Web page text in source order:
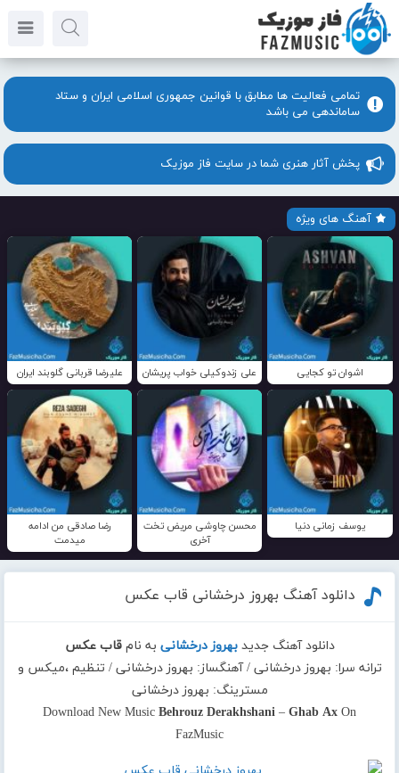
تمامی فعالیت ها مطابق با قوانین جمهوری اسلامی ایران و ستاد
ساماندهی می باشد
پخش آثار هنری شما در سایت فاز موزیک
آهنگ های ویژه
اشوان تو کجایی علی زندوکیلی خواب پریشان علیرضا قربانی گلوبند ایران
یوسف زمانی دنیا
محسن چاوشی مریض تخت
آخری
رضا صادقی من ادامه
میدمت
دانلود آهنگ بهروز درخشانی قاب عکس
دانلود آهنگ جدیدبهروز درخشانی به نامقاب عکس
ترانه سرا: بهروز درخشانی / آهنگساز: بهروز درخشانی / تنظیم ،میکس و
مسترینگ: بهروز درخشانی
Download New Music Behrouz Derakhshani – Ghab Ax On
FazMusic